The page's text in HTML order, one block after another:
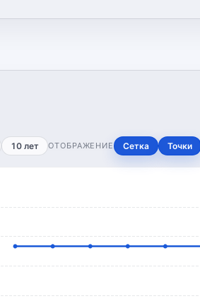
10 лет ОТОБРАЖЕНИЕ Сетка Точки